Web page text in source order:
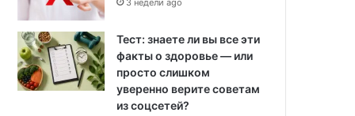
3 недели ago
Тест: знаете ли вы все эти
факты о здоровье — или
просто слишком
уверенно верите советам
из соцсетей?